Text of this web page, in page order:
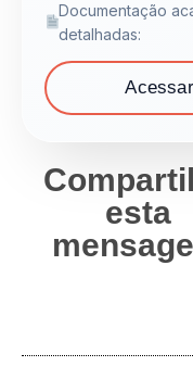
Documentação
detalhadas:
esta